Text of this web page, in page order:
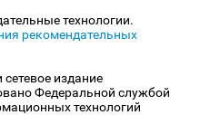
технологии.
рекомендательных
издание
Федеральной службой
технологий